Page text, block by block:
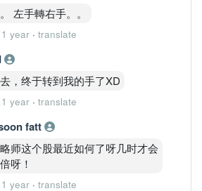
左手轉右手。。
1 year · translate
，终于转到我的手了XD
1 year · translate
fatt
师这个股最近如何了呀几时才会
呀！
1 year · translate